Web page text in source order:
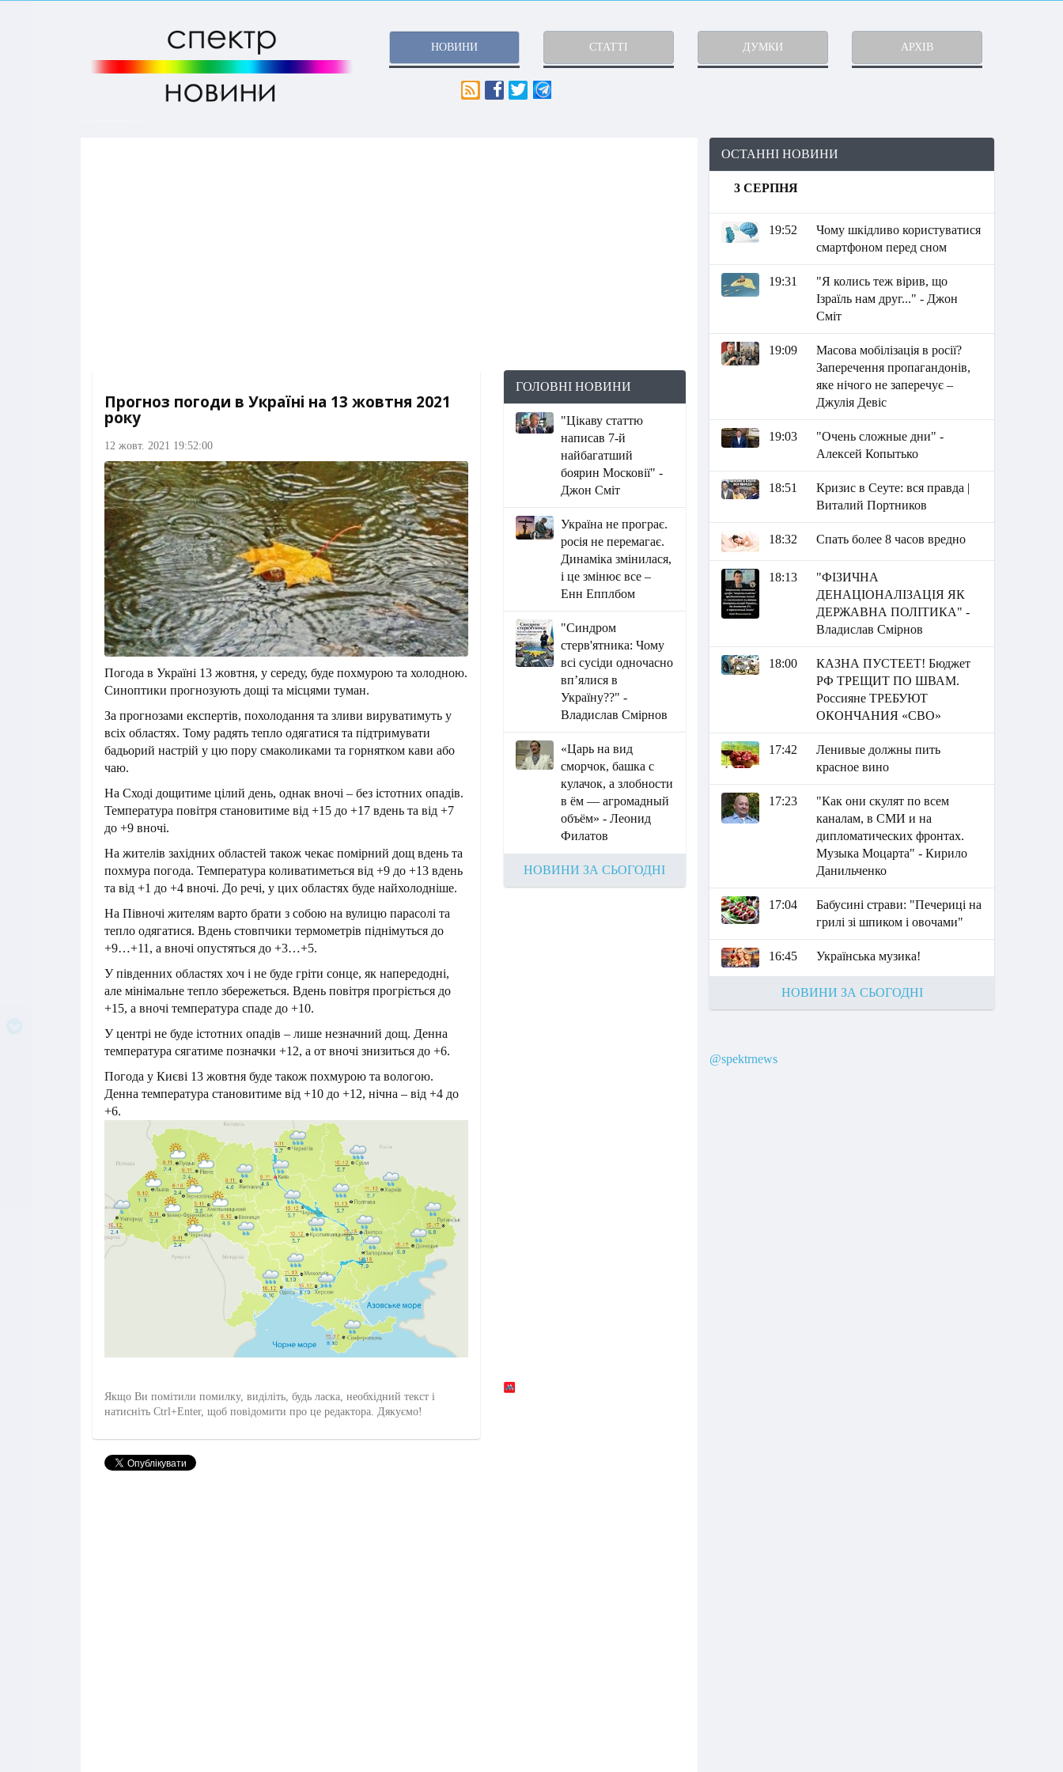
НОВИНИ СТАТТІ ДУМКИ АРХІВ
Прогноз погоди в Україні на 13 жовтня 2021
року
12 жовт. 2021 19:52:00
Погода в Україні 13 жовтня, у середу, буде похмурою та холодною.
Синоптики прогнозують дощі та місцями туман.
За прогнозами експертів, похолодання та зливи вируватимуть у
всіх областях. Тому радять тепло одягатися та підтримувати
бадьорий настрій у цю пору смаколиками та горнятком кави або
чаю.
На Сході дощитиме цілий день, однак вночі – без істотних опадів.
Температура повітря становитиме від +15 до +17 вдень та від +7
до +9 вночі.
На жителів західних областей також чекає помірний дощ вдень та
похмура погода. Температура коливатиметься від +9 до +13 вдень
та від +1 до +4 вночі. До речі, у цих областях буде найхолодніше.
На Півночі жителям варто брати з собою на вулицю парасолі та
тепло одягатися. Вдень стовпчики термометрів піднімуться до
+9…+11, а вночі опустяться до +3…+5.
У південних областях хоч і не буде гріти сонце, як напередодні,
але мінімальне тепло збережеться. Вдень повітря прогріється до
+15, а вночі температура спаде до +10.
У центрі не буде істотних опадів – лише незначний дощ. Денна
температура сягатиме позначки +12, а от вночі знизиться до +6.
Погода у Києві 13 жовтня буде також похмурою та вологою.
Денна температура становитиме від +10 до +12, нічна – від +4 до
+6.
Якщо Ви помітили помилку, виділіть, будь ласка, необхідний текст і
натисніть Ctrl+Enter, щоб повідомити про це редактора. Дякуємо!
ГОЛОВНІ НОВИНИ
"Цікаву статтю
написав 7-й
найбагатший
боярин Московії" -
Джон Сміт
Україна не програє.
росія не перемагає.
Динаміка змінилася,
і це змінює все –
Енн Епплбом
"Синдром
стерв'ятника: Чому
всі сусіди одночасно
вп’ялися в
Україну??" -
Владислав Смірнов
«Царь на вид
сморчок, башка с
кулачок, а злобности
в ём — агромадный
объём» - Леонид
Филатов
НОВИНИ ЗА СЬОГОДНІ
ОСТАННІ НОВИНИ
3 СЕРПНЯ
19:52
Чому шкідливо користуватися
смартфоном перед сном
19:31
"Я колись теж вірив, що
Ізраїль нам друг..." - Джон
Сміт
19:09
Масова мобілізація в росії?
Заперечення пропагандонів,
яке нічого не заперечує –
Джулія Девіс
19:03
"Очень сложные дни" -
Алексей Копытько
18:51
Кризис в Сеуте: вся правда |
Виталий Портников
18:32 Спать более 8 часов вредно
18:13
"ФІЗИЧНА
ДЕНАЦІОНАЛІЗАЦІЯ ЯК
ДЕРЖАВНА ПОЛІТИКА" -
Владислав Смірнов
18:00
КАЗНА ПУСТЕЕТ! Бюджет
РФ ТРЕЩИТ ПО ШВАМ.
Россияне ТРЕБУЮТ
ОКОНЧАНИЯ «СВО»
17:42
Ленивые должны пить
красное вино
17:23
"Как они скулят по всем
каналам, в СМИ и на
дипломатических фронтах.
Музыка Моцарта" - Кирило
Данильченко
17:04
Бабусині страви: "Печериці на
грилі зі шпиком і овочами"
16:45 Українська музика!
НОВИНИ ЗА СЬОГОДНІ
@spektrnews